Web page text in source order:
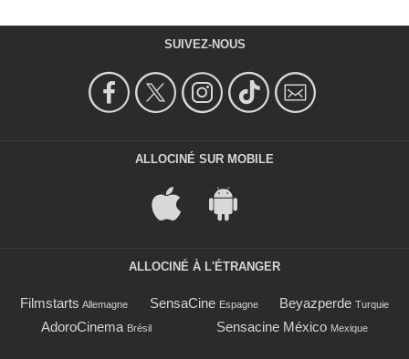
SUIVEZ-NOUS
ALLOCINÉ SUR MOBILE
ALLOCINÉ À L'ÉTRANGER
Filmstarts Allemagne SensaCine Espagne Beyazperde Turquie
AdoroCinema Brésil Sensacine México Mexique